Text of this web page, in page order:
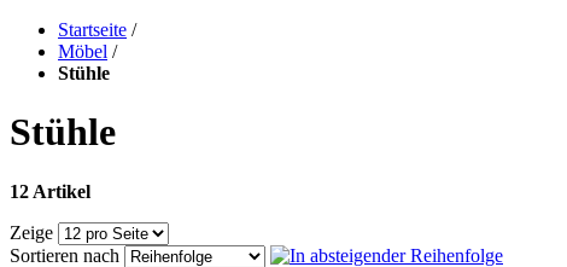
Startseite /
Möbel /
Stühle
Stühle
12 Artikel
Zeige
Sortieren nach